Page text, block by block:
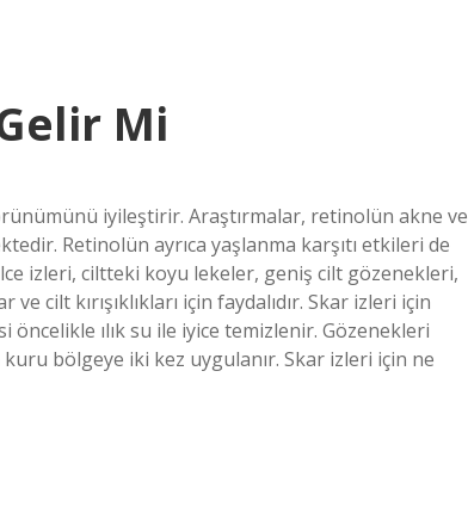
Mi
iyileştirir. Araştırmalar, retinolün akne ve
Retinolün ayrıca yaşlanma karşıtı etkileri de
izleri, ciltteki koyu lekeler, geniş cilt gözenekleri,
cilt kırışıklıkları için faydalıdır. Skar izleri için
ılık su ile iyice temizlenir. Gözenekleri
bölgeye iki kez uygulanır. Skar izleri için ne